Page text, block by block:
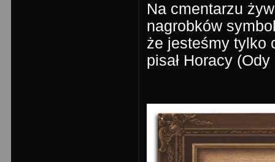
Na cmentarzu
nagrobków
że jesteśmy tylko
pisał Horacy